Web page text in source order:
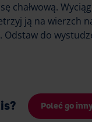
chałwową.
ją na wierzch
Odstaw do
Poleć go